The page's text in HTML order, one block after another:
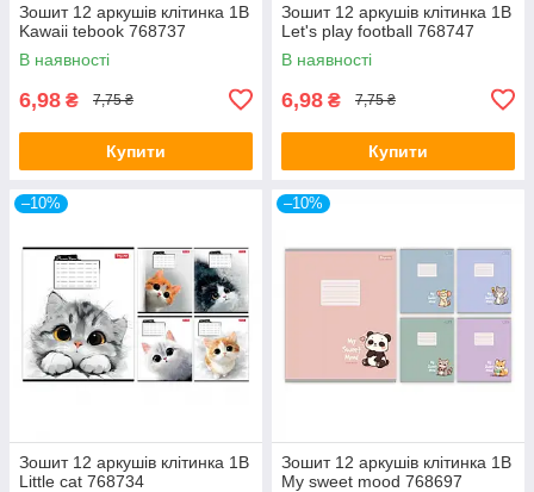
Зошит 12 аркушів клітинка 1В
Kawaii tebook 768737
В наявності
6,98 ₴ 7,75 ₴
Купити
Зошит 12 аркушів клітинка 1В
Let's play football 768747
В наявності
6,98 ₴ 7,75 ₴
Купити
–10%
Зошит 12 аркушів клітинка 1В
Little cat 768734
–10%
Зошит 12 аркушів клітинка 1В
My sweet mood 768697